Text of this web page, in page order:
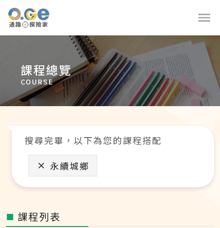
課程總覽
COURSE
搜尋完畢，以下為您的課程搭配
永續城鄉
■ 課程列表